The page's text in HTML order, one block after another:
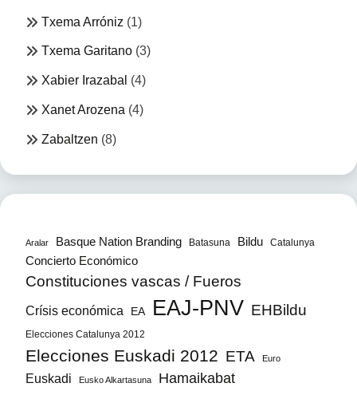
Txema Arróniz (1)
Txema Garitano (3)
Xabier Irazabal (4)
Xanet Arozena (4)
Zabaltzen (8)
Aralar Basque Nation Branding Batasuna Bildu Catalunya
Concierto Económico
Constituciones vascas / Fueros
Crísis económica EA EAJ-PNV EHBildu
Elecciones Catalunya 2012
Elecciones Euskadi 2012 ETA Euro
Euskadi Eusko Alkartasuna Hamaikabat